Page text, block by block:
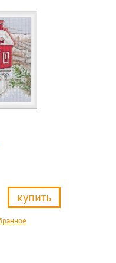
купить